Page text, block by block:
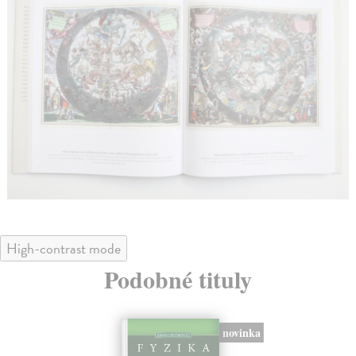
High-contrast mode
Podobné tituly